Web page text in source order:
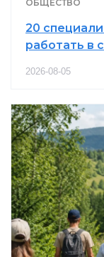
ОБЩЕСТВО
20
работать в
2026-08-05